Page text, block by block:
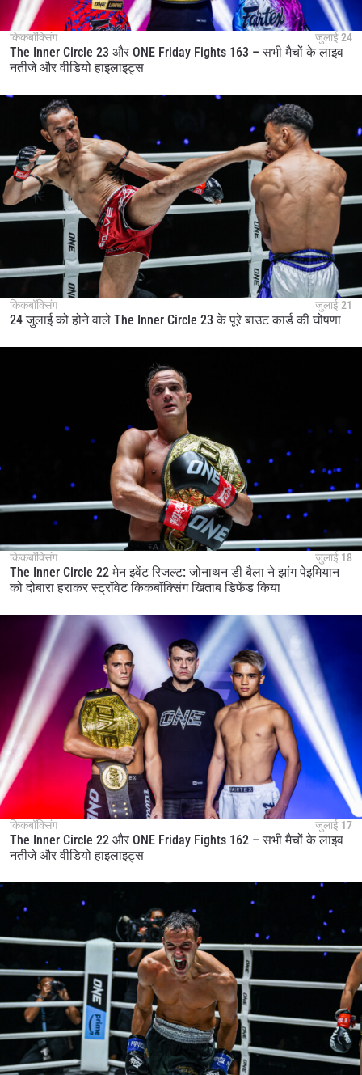
किकबॉक्सिंग जुलाई 24
The Inner Circle 23 और ONE Friday Fights 163 – सभी मैचों के लाइव
नतीजे और वीडियो हाइलाइट्स
किकबॉक्सिंग जुलाई 21
24 जुलाई को होने वाले The Inner Circle 23 के पूरे बाउट कार्ड की घोषणा
किकबॉक्सिंग जुलाई 18
The Inner Circle 22 मेन इवेंट रिजल्ट: जोनाथन डी बैला ने झांग पेइमियान
को दोबारा हराकर स्ट्रॉवेट किकबॉक्सिंग खिताब डिफेंड किया
किकबॉक्सिंग जुलाई 17
The Inner Circle 22 और ONE Friday Fights 162 – सभी मैचों के लाइव
नतीजे और वीडियो हाइलाइट्स